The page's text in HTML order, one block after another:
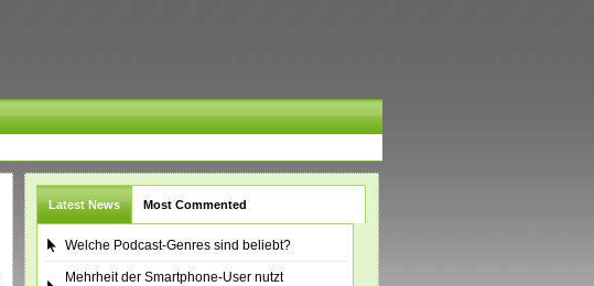
Latest News Most Commented
Welche Podcast-Genres sind beliebt?
Mehrheit der Smartphone-User nutzt